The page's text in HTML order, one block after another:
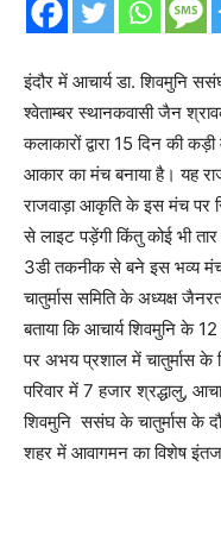
इंदौर में आचार्य डा. शिवमुनि
श्वेताम्बर स्थानकवासी जैन
कलाकारों द्वारा 15 दिन की
आकार का मंच बनाया है। यह
राजवाड़ा आकृति के इस मंच पर
से लाइट पड़ेंगी किंतु कोई भी
3डी तकनीक से बने इस भव्य
चातुर्मास समिति के अध्यक्ष
बताया कि आचार्य शिवमुनि के
पर अभय प्रशाल में चातुर्मास के
परिवार में 7 हजार श्रद्धालु,
शिवमुनि ससंघ के चातुर्मास के
शहर में आवागमन का विशेष